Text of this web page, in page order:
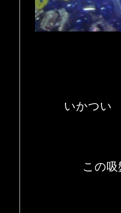
いかつい
この